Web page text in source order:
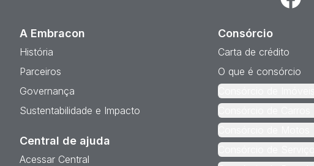
A Embracon
História
Parceiros
Governança
Sustentabilidade e Impacto
Central de ajuda
Acessar Central
Consórcio
Carta de crédito
O que é consórcio